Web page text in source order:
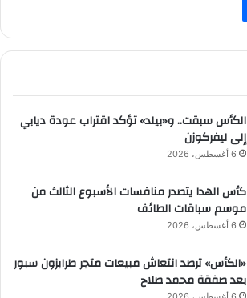
الكأس سبقت.. و«بيلد» تؤكد اقتراب عودة ديابي
إلى ليفركوزن
6 أغسطس، 2026
كأس الهدا يتصدر منافسات الأسبوع الثالث من
موسم سباقات الطائف
6 أغسطس، 2026
«الكأس» ترصد انتعاش مبيعات متجر طرابزون سبور
بعد صفقة محمد صلاح